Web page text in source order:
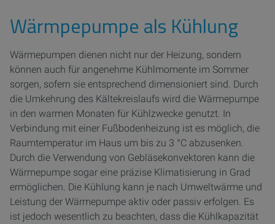
Wärmpepumpe als Kühlung
Wärmepumpen dienen nicht nur der Heizung, sondern
können auch für angenehme Kühlmomente im Sommer
sorgen, sofern sie entsprechend dimensioniert sind. Durch
die Umkehrung des Kältekreislaufs wird die Wärmepumpe
in den warmen Monaten für Kühlzwecke genutzt. In
Verbindung mit einer Fußbodenheizung ist es möglich, die
Raumtemperatur im Haus um bis zu 3 °C abzusenken.
Durch die Verwendung von Gebläsekonvektoren kann die
Wärmepumpe sogar eine präzise Klimatisierung in Grad
ermöglichen. Die Kühlung kann je nach Umweltwärme und
Leistung der Wärmepumpe aktiv oder passiv erfolgen. Es
ist jedoch wesentlich zu beachten, dass die Kühlkapazität